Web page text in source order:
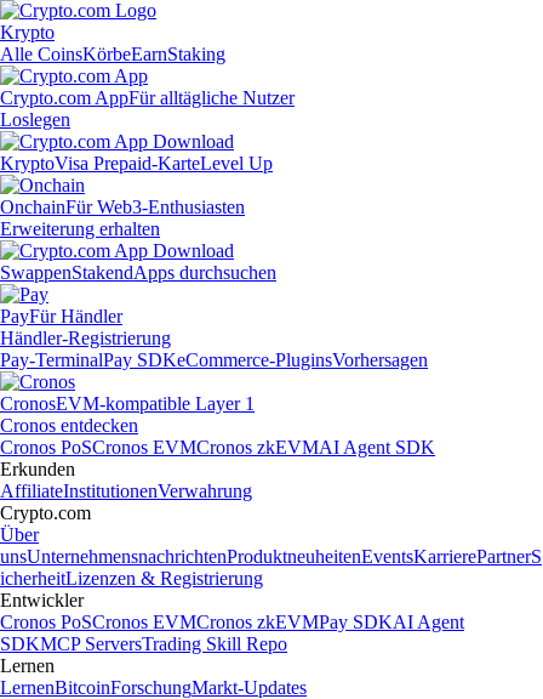
Krypto
Alle CoinsKörbeEarnStaking
Crypto.com AppFür alltägliche Nutzer
Loslegen
KryptoVisa Prepaid-KarteLevel Up
OnchainFür Web3-Enthusiasten
Erweiterung erhalten
SwappenStakendApps durchsuchen
PayFür Händler
Händler-Registrierung
Pay-TerminalPay SDKeCommerce-PluginsVorhersagen
CronosEVM-kompatible Layer 1
Cronos entdecken
Cronos PoSCronos EVMCronos zkEVMAI Agent SDK
Erkunden
AffiliateInstitutionenVerwahrung
Crypto.com
Über
unsUnternehmensnachrichtenProduktneuheitenEventsKarrierePartnerS
icherheitLizenzen & Registrierung
Entwickler
Cronos PoSCronos EVMCronos zkEVMPay SDKAI Agent
SDKMCP ServersTrading Skill Repo
Lernen
LernenBitcoinForschungMarkt-Updates